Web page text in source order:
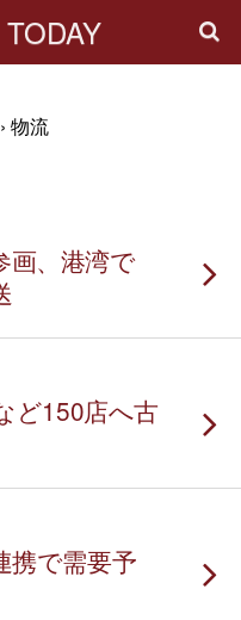
物流
画、港湾で
ど150店へ古
携で需要予